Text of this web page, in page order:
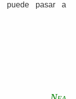
pasar a